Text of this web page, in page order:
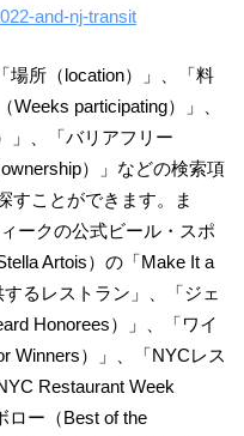
and-nj-transit
場所（location）」、「料
participating）」、
」、「バリアフリー
）」などの検索項
すことができます。ま
ークの公式ビール・スポ
Artois）の「Make It a
るレストラン」、「ジェ
Honorees）」、「ワイ
Winners）」、「NYCレス
Restaurant Week
ロー（Best of the